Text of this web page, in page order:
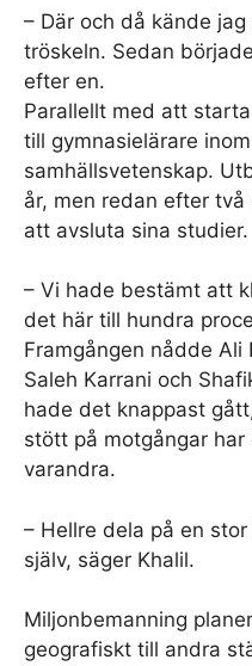
– Där och då kände
tröskeln. Sedan
efter en.
Parallellt med att
till gymnasielärare
samhällsvetenskap.
år, men redan efter
att avsluta sina studier.
– Vi hade bestämt att
det här till hundra
Framgången nådde Ali
Saleh Karrani och
hade det knappast
stött på motgångar
varandra.
– Hellre dela på en
själv, säger Khalil.
Miljonbemanning
geografiskt till andra